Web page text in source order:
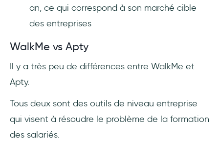
an, ce qui correspond à son marché cible
des entreprises
WalkMe vs Apty
Il y a très peu de différences entre WalkMe et
Apty.
Tous deux sont des outils de niveau entreprise
qui visent à résoudre le problème de la formation
des salariés.